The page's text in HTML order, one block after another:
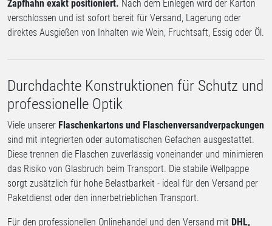
Zapfhahn exakt positioniert. Nach dem Einlegen wird der Karton
verschlossen und ist sofort bereit für Versand, Lagerung oder
direktes Ausgießen von Inhalten wie Wein, Fruchtsaft, Essig oder Öl.
Durchdachte Konstruktionen für Schutz und
professionelle Optik
Viele unserer Flaschenkartons und Flaschenversandverpackungen
sind mit integrierten oder automatischen Gefachen ausgestattet.
Diese trennen die Flaschen zuverlässig voneinander und minimieren
das Risiko von Glasbruch beim Transport. Die stabile Wellpappe
sorgt zusätzlich für hohe Belastbarkeit - ideal für den Versand per
Paketdienst oder den innerbetrieblichen Transport.
Für den professionellen Onlinehandel und den Versand mit DHL,